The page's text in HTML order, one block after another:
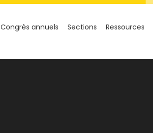
Congrès annuels Sections Ressources